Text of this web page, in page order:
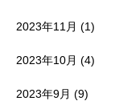
2023年11月 (1)
2023年10月 (4)
2023年9月 (9)